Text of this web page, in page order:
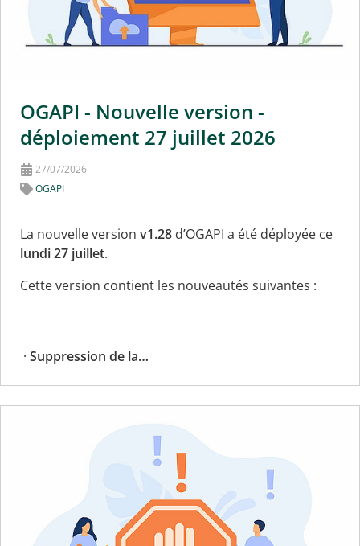
OGAPI - Nouvelle version -
déploiement 27 juillet 2026
27/07/2026
OGAPI
La nouvelle version v1.28 d’OGAPI a été déployée ce
lundi 27 juillet.
Cette version contient les nouveautés suivantes :
· Suppression de la…